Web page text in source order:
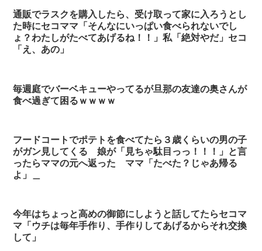
通販でラスクを購入したら、受け取って家に入ろうとし
た時にセコママ「そんなにいっぱい食べられないでし
ょ？わたしがたべてあげるね！！」私「絶対やだ」セコ
「え、あの」
毎週庭でバーベキューやってるが旦那の友達の奥さんが
食べ過ぎて困るｗｗｗｗ
フードコートでポテトを食べてたら３歳くらいの男の子
がガン見してくる 娘が「見ちゃ駄目っっ！！！」と言
ったらママの元へ返った ママ「たべた？じゃあ帰る
よ」＿
今年はちょっと高めの御節にしようと話してたらセコマ
マ「ウチは毎年手作り、手作りしてあげるからそれ交換
して」